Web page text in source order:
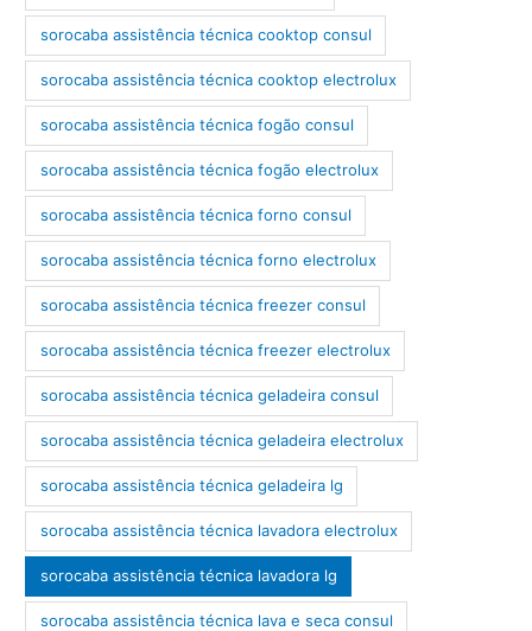
sorocaba assistência técnica cooktop consul
sorocaba assistência técnica cooktop electrolux
sorocaba assistência técnica fogão consul
sorocaba assistência técnica fogão electrolux
sorocaba assistência técnica forno consul
sorocaba assistência técnica forno electrolux
sorocaba assistência técnica freezer consul
sorocaba assistência técnica freezer electrolux
sorocaba assistência técnica geladeira consul
sorocaba assistência técnica geladeira electrolux
sorocaba assistência técnica geladeira lg
sorocaba assistência técnica lavadora electrolux
sorocaba assistência técnica lavadora lg
sorocaba assistência técnica lava e seca consul